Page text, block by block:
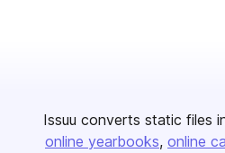
Issuu converts static files
online yearbooks online